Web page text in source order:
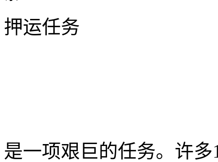
押运任务
是一项艰巨的任务。许